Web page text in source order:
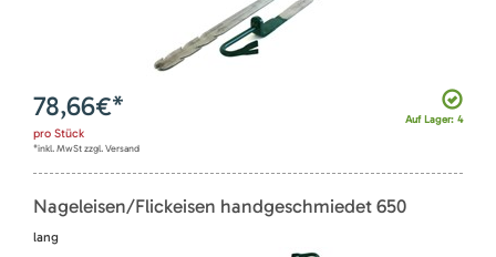
Auf Lager: 4
78,66€*
pro Stück
*inkl. MwSt zzgl. Versand
Nageleisen/Flickeisen handgeschmiedet 650
lang